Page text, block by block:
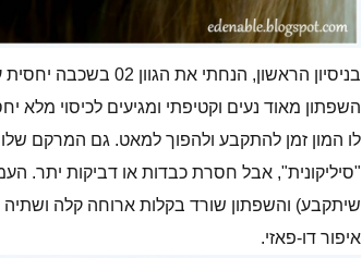
בניסיון הראשון,
השפתון מאוד נעים וקטיפתי ומגיעים לכיסוי
לו המון זמן להתקבע ולהפוך למאט. גם המרקם
"סיליקונית", אבל חסרת כבדות או דביקות יתר.
שיתקבע) והשפתון שורד בקלות ארוחה קלה
איפור דו-פאזי.